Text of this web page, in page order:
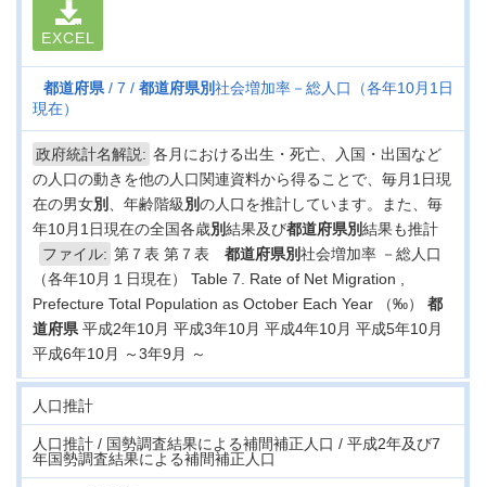
EXCEL
都道府県 7 都道府県別社会増加率－総人口（各年10月1日
現在）
政府統計名解説: 各月における出生・死亡、入国・出国など
の人口の動きを他の人口関連資料から得ることで、毎月1日現
在の男女別 、年齢階級別の人口を推計しています。また、毎
年10月1日現在の全国各歳別結果及び都道府県別結果も推計
ファイル: 第７表 第７表 都道府県別社会増加率 －総人口
（各年10月１日現在） Table 7. Rate of Net Migration ,
Prefecture Total Population as October Each Year （‰） 都
道府県平成2年10月 平成3年10月 平成4年10月 平成5年10月
平成6年10月 ～3年9月 ～
人口推計
人口推計 / 国勢調査結果による補間補正人口 / 平成2年及び7
年国勢調査結果による補間補正人口